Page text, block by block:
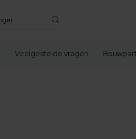
Veelgestelde vragen